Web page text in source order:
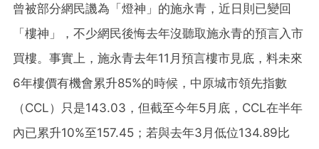
曾被部分網民譏為「燈神」的施永青，近日則已變回
「樓神」，不少網民後悔去年沒聽取施永青的預言入市
買樓。事實上，施永青去年11月預言樓市見底，料未來
6年樓價有機會累升85%的時候，中原城市領先指數
（CCL）只是143.03，但截至今年5月底，CCL在半年
內已累升10%至157.45；若與去年3月低位134.89比